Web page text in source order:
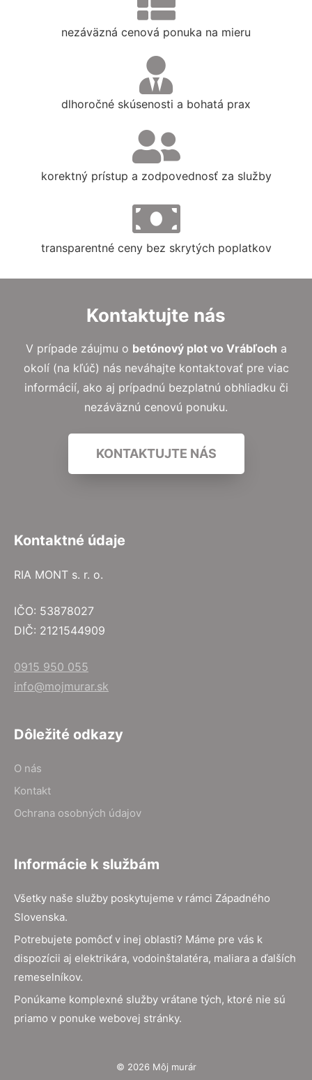
nezáväzná cenová ponuka na mieru
dlhoročné skúsenosti a bohatá prax
korektný prístup a zodpovednosť za služby
transparentné ceny bez skrytých poplatkov
Kontaktujte nás
V prípade záujmu o betónový plot vo Vrábľoch a
okolí (na kľúč) nás neváhajte kontaktovať pre viac
informácií, ako aj prípadnú bezplatnú obhliadku či
nezáväznú cenovú ponuku.
KONTAKTUJTE NÁS
Kontaktné údaje
RIA MONT s. r. o.
IČO: 53878027
DIČ: 2121544909
0915 950 055
info@mojmurar.sk
Dôležité odkazy
O nás
Kontakt
Ochrana osobných údajov
Informácie k službám
Všetky naše služby poskytujeme v rámci Západného
Slovenska.
Potrebujete pomôcť v inej oblasti? Máme pre vás k
dispozícii aj elektrikára, vodoinštalatéra, maliara a ďalších
remeselníkov.
Ponúkame komplexné služby vrátane tých, ktoré nie sú
priamo v ponuke webovej stránky.
© 2026 Môj murár